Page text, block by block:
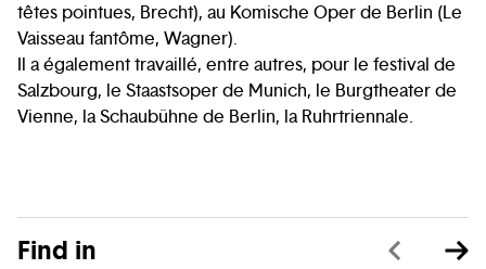
têtes pointues, Brecht), au Komische Oper de Berlin (Le
Vaisseau fantôme, Wagner).
Il a également travaillé, entre autres, pour le festival de
Salzbourg, le Staastsoper de Munich, le Burgtheater de
Vienne, la Schaubühne de Berlin, la Ruhrtriennale.
Find in